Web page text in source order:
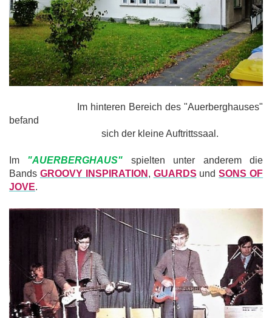
Im hinteren Bereich des "Auerberghauses"
befand
sich der kleine Auftrittssaal.
Im "AUERBERGHAUS"
spielten unter anderem die
Bands GROOVY INSPIRATION , GUARDS und SONS OF
JOVE.